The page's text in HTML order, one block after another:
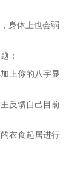
身体上也会弱
：
上你的八字显
反馈自己目前
衣食起居进行